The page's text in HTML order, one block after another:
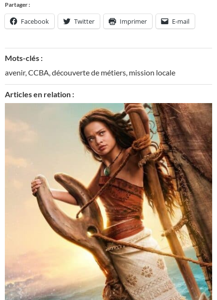
Partager :
Facebook Twitter Imprimer E-mail
Mots-clés :
avenir, CCBA découverte de métiers mission locale
Articles en relation :